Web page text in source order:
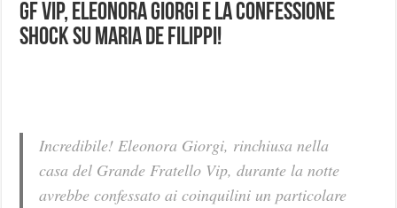
GF Vip, Eleonora Giorgi e la confessione
shock su Maria De Filippi!
Incredibile! Eleonora Giorgi, rinchiusa nella
casa del Grande Fratello Vip, durante la notte
avrebbe confessato ai coinquilini un particolare